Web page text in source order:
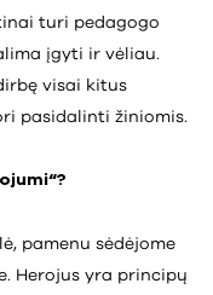
turi pedagogo
įgyti ir vėliau.
visai kitus
pasidalinti žiniomis.
pamenu sėdėjome
Herojus yra principų